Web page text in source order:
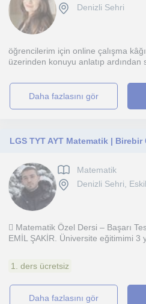
Denizli Sehri
öğrencilerim için online çalışma
üzerinden konuyu anlatıp ardından
daha fazlasını gör
LGS TYT AYT Matematik | Birebir
Matematik
Denizli Sehri,
 Matematik Özel Dersi – Başarı
EMİL ŞAKİR. Üniversite eğitimimi 3
1. ders ücretsiz
daha fazlasını gör